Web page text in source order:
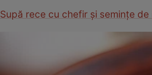
Supă rece cu chefir şi seminţe de